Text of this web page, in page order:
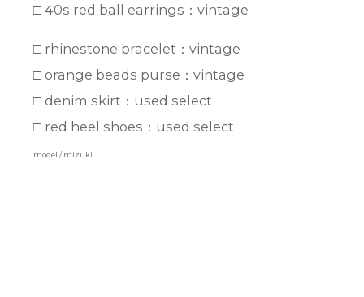
□ 40s red ball earrings：vintage
□ rhinestone bracelet：vintage
□ orange beads purse：vintage
□ denim skirt：used select
□ red heel shoes：used select
model / mizuki